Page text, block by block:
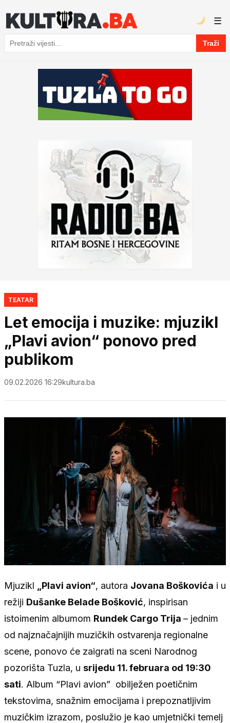
Pretraga
Traži
☰
TEATAR
Let emocija i muzike: mjuzikl
„Plavi avion“ ponovo pred
publikom
09.02.2026 16:29kultura.ba
Mjuzikl „Plavi avion“, autora Jovana Boškovića i u
režiji Dušanke Belade Bošković, inspirisan
istoimenim albumom Rundek Cargo Trija – jednim
od najznačajnijih muzičkih ostvarenja regionalne
scene, ponovo će zaigrati na sceni Narodnog
pozorišta Tuzla, u srijedu 11. februara od 19:30
sati. Album “Plavi avion” obilježen poetičnim
tekstovima, snažnim emocijama i prepoznatljivim
muzičkim izrazom, poslužio je kao umjetnički temelj